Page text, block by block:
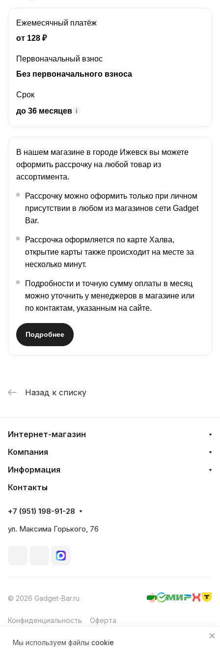
Ежемесячный платёж
от 128 ₽
Первоначальный взнос
Без первоначального взноса
Срок
до 36 месяцев i
В нашем магазине в городе Ижевск вы можете
оформить рассрочку на любой товар из
ассортимента.
Рассрочку можно оформить только при личном
присутствии в любом из магазинов сети Gadget
Bar.
Рассрочка оформляется по карте Халва,
открытие карты также происходит на месте за
несколько минут.
Подробности и точную сумму оплаты в месяц
можно уточнить у менеджеров в магазине или
по контактам, указанным на сайте.
Подробнее
Назад к списку
Интернет-магазин
Компания
Информация
Контакты
+7 (951) 198-91-28
ул. Максима Горького, 76
© 2026 Gadget-Bar.ru
Конфиденциальность Оферта
Мы используем файлы cookie